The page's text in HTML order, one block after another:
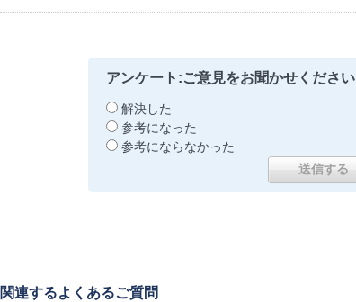
アンケート:ご意見をお聞かせください
解決した
参考になった
参考にならなかった
関連するよくあるご質問